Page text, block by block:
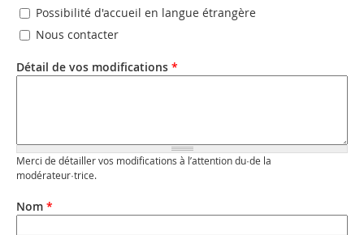
Possibilité d'accueil en langue étrangère
Nous contacter
Détail de vos modifications *
Merci de détailler vos modifications à l’attention du·de la
modérateur·trice.
Nom *